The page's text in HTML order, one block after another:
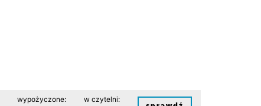
wypożyczone: w czytelni: